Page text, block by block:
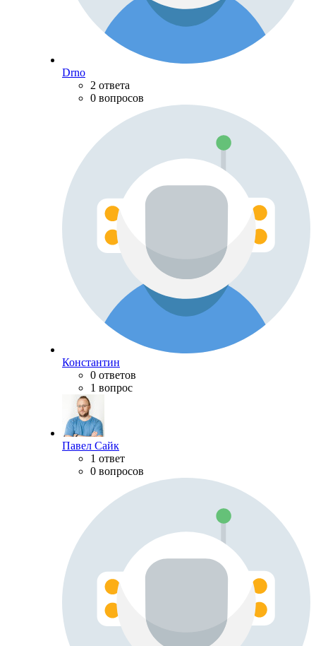
Drno
2 ответа
0 вопросов
Константин
0 ответов
1 вопрос
Павел Сайк
1 ответ
0 вопросов